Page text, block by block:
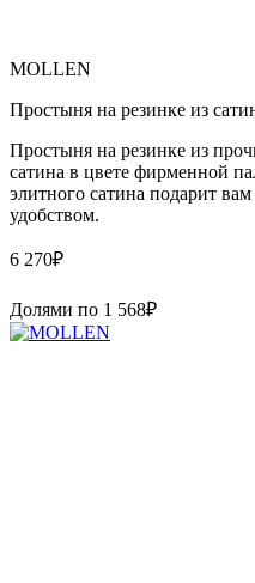
MOLLEN
Простыня на резинке из
Простыня на резинке из
сатина в цвете фирменной
элитного сатина подарит
удобством.
6 270₽
Долями по 1 568₽